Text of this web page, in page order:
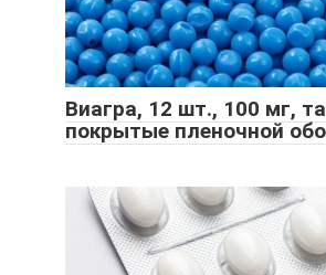
Виагра, 12 шт., 100 мг,
покрытые пленочной